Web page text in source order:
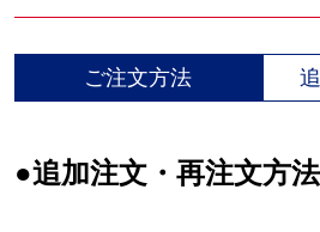
ご注文方法
●追加注文・再注文方法